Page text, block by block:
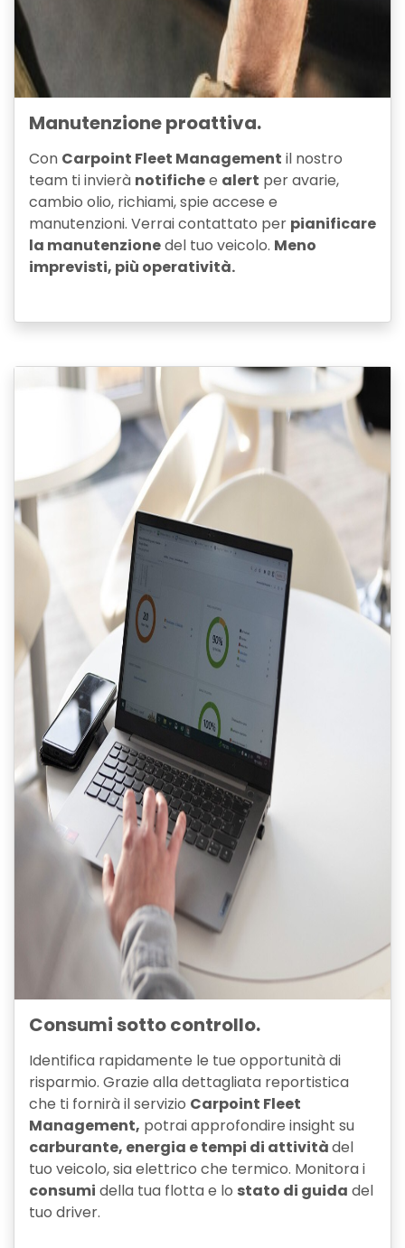
Manutenzione proattiva.
Con Carpoint Fleet Management il nostro
team ti invierà notifichee alert per avarie,
cambio olio, richiami, spie accese e
manutenzioni. Verrai contattato per pianificare
la manutenzionedel tuo veicolo. Meno
imprevisti, più operatività.
Consumi sotto controllo.
Identifica rapidamente le tue opportunità di
risparmio. Grazie alla dettagliata reportistica
che ti fornirà il servizio Carpoint Fleet
Management, potrai approfondire insight su
carburante, energia e tempi di attivitàdel
tuo veicolo, sia elettrico che termico. Monitora i
consumi della tua flotta e lo stato di guida del
tuo driver.